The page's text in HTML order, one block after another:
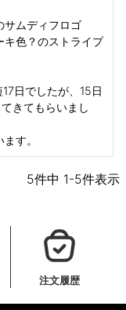
サムディフロゴ
キ色？のストライプ
日でしたが、15日
きてもらいまし
す。
5件中 1-5件表示
注文履歴